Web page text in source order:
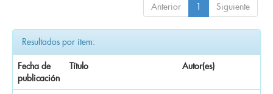
Anterior 1 Siguiente
Resultados por ítem:
Fecha de
publicación
Título Autor(es)